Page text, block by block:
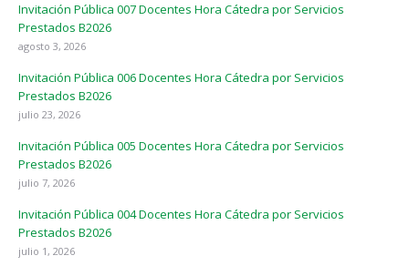
Invitación Pública 007 Docentes Hora Cátedra por Servicios
Prestados B2026
agosto 3, 2026
Invitación Pública 006 Docentes Hora Cátedra por Servicios
Prestados B2026
julio 23, 2026
Invitación Pública 005 Docentes Hora Cátedra por Servicios
Prestados B2026
julio 7, 2026
Invitación Pública 004 Docentes Hora Cátedra por Servicios
Prestados B2026
julio 1, 2026